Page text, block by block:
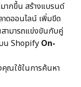
มากขึ้น สร้างแบรนด์
ดออนไลน์ เพิ่มขีด
สามารถแข่งขันกับคู่
น Shopify On-
คุณใช้ในการค้นหา